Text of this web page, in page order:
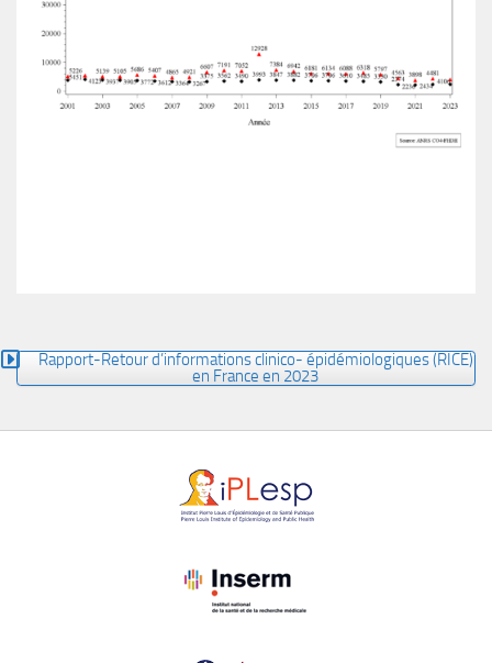
Rapport-Retour d’informations clinico- épidémiologiques (RICE)
en France en 2023